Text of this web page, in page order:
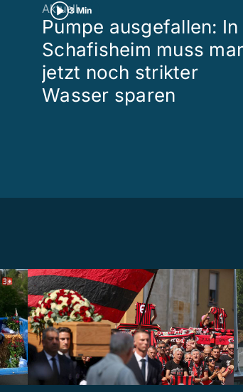
3 Min
Aktuell
Pumpe ausgefallen: In
Schafisheim muss
jetzt noch strikter
Wasser sparen